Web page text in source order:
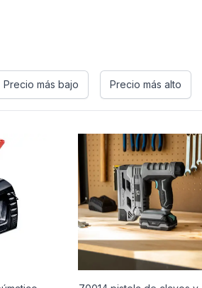
Precio más bajo Precio más alto